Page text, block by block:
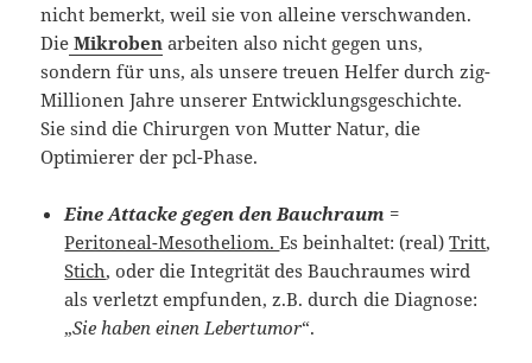
nicht bemerkt, weil sie von alleine verschwanden.
Die Mikroben arbeiten also nicht gegen uns,
sondern für uns, als unsere treuen Helfer durch zig-
Millionen Jahre unserer Entwicklungsgeschichte.
Sie sind die Chirurgen von Mutter Natur, die
Optimierer der pcl-Phase.
Eine Attacke gegen den Bauchraum =
Peritoneal-Mesotheliom.Es beinhaltet: (real)Tritt,
Stich, oder die Integrität des Bauchraumes wird
als verletzt empfunden, z.B. durch die Diagnose:
„Sie haben einen Lebertumor“.